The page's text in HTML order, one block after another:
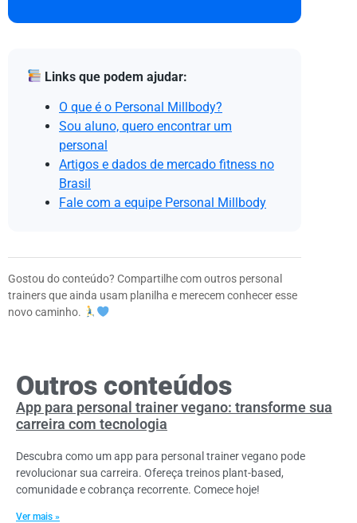
Links que podem ajudar:
O que é o Personal Millbody?
Sou aluno, quero encontrar um
personal
Artigos e dados de mercado fitness no
Brasil
Fale com a equipe Personal Millbody
Gostou do conteúdo? Compartilhe com outros personal
trainers que ainda usam planilha e merecem conhecer esse
novo caminho.
Outros conteúdos
App para personal trainer vegano: transforme sua
carreira com tecnologia
Descubra como um app para personal trainer vegano pode
revolucionar sua carreira. Ofereça treinos plant-based,
comunidade e cobrança recorrente. Comece hoje!
Ver mais »